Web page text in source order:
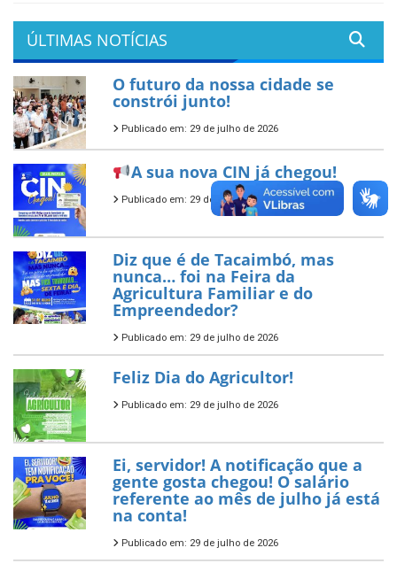
ÚLTIMAS NOTÍCIAS
O futuro da nossa cidade se
constrói junto!
Publicado em: 29 de julho de 2026
A sua nova CIN já chegou!
Publicado em: 29 de julho de 2026
Diz que é de Tacaimbó, mas
nunca… foi na Feira da
Agricultura Familiar e do
Empreendedor?
Publicado em: 29 de julho de 2026
Feliz Dia do Agricultor!
Publicado em: 29 de julho de 2026
Ei, servidor! A notificação que a
gente gosta chegou! O salário
referente ao mês de julho já está
na conta!
Publicado em: 29 de julho de 2026